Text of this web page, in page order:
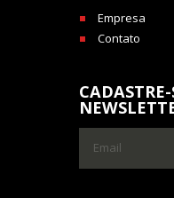
Empresa
Contato